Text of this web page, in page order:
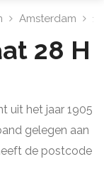
Amsterdam
28 H
uit het jaar 1905
gelegen aan
de postcode